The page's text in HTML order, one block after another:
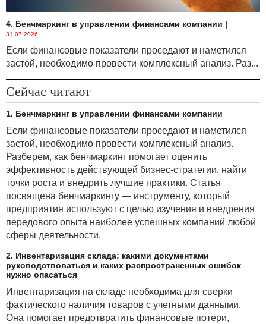
4. Бенчмаркинг в управлении финансами компании |
31.07.2026
Если финансовые показатели проседают и наметился
застой, необходимо провести комплексный анализ. Раз...
Сейчас читают
1. Бенчмаркинг в управлении финансами компании
Если финансовые показатели проседают и наметился
застой, необходимо провести комплексный анализ.
Разберем, как бенчмаркинг помогает оценить
эффективность действующей бизнес-стратегии, найти
точки роста и внедрить лучшие практики. Статья
посвящена бенчмаркингу — инструменту, который
предприятия используют с целью изучения и внедрения
передового опыта наиболее успешных компаний любой
сферы деятельности.
2. Инвентаризация склада: какими документами
руководствоваться и каких распространенных ошибок
нужно опасаться
Инвентаризация на складе необходима для сверки
фактического наличия товаров с учетными данными.
Она помогает предотвратить финансовые потери,